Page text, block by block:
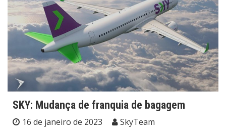
SKY: Mudança de franquia de bagagem
16 de janeiro de 2023
SkyTeam